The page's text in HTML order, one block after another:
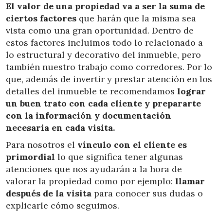
El valor de una propiedad va a ser la suma de
ciertos factores que harán que la misma sea
vista como una gran oportunidad. Dentro de
estos factores incluimos todo lo relacionado a
lo estructural y decorativo del inmueble, pero
también nuestro trabajo como corredores. Por lo
que, además de invertir y prestar atención en los
detalles del inmueble te recomendamos lograr
un buen trato con cada cliente y prepararte
con la información y documentación
necesaria en cada visita.
Para nosotros el vínculo con el cliente es
primordial lo que significa tener algunas
atenciones que nos ayudarán a la hora de
valorar la propiedad como por ejemplo: llamar
después de la visita para conocer sus dudas o
explicarle cómo seguimos.